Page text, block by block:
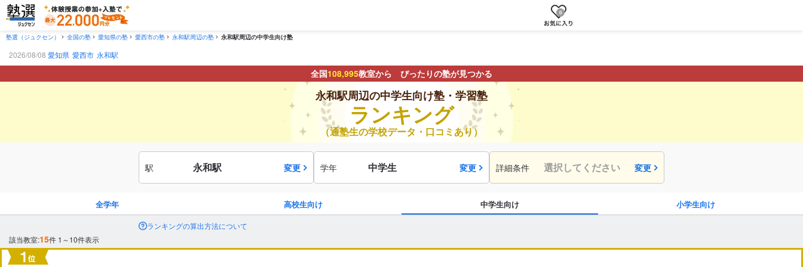
0
塾選（ジュクセン） 全国の塾 愛知県の塾 愛西市の塾 永和駅周辺の塾 永和駅周辺の中学生向け塾
2026/08/08 愛知県 愛西市 永和駅
全国108,995教室から ぴったりの塾が見つかる
永和駅周辺の中学生向け塾・学習塾
ランキング
（通塾生の学校データ・口コミあり）
駅 永和駅 変更 学年 中学生 変更 詳細条件 選択してください 変更
全学年 高校生向け 中学生向け 小学生向け
ランキングの算出方法について
該当教室:15件 1～10件表示